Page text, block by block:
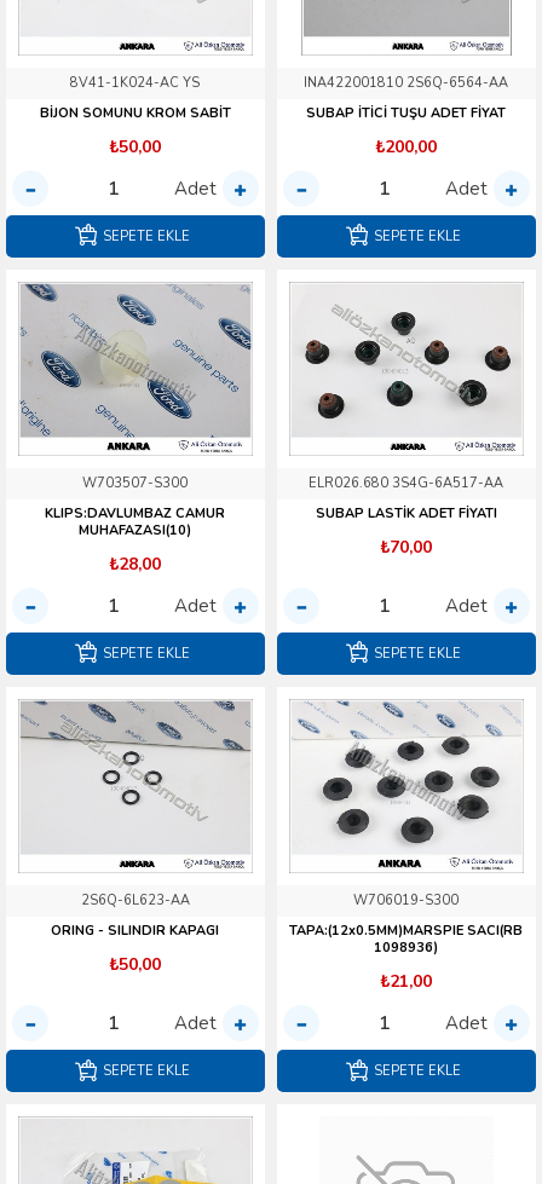
8V41-1K024-AC YS
BİJON SOMUNU KROM SABİT
₺50,00
Adet
SEPETE EKLE
INA422001810 2S6Q-6564-AA
SUBAP İTİCİ TUŞU ADET FİYAT
₺200,00
Adet
SEPETE EKLE
W703507-S300
KLIPS:DAVLUMBAZ CAMUR
MUHAFAZASI(10)
₺28,00
Adet
SEPETE EKLE
ELR026.680 3S4G-6A517-AA
SUBAP LASTİK ADET FİYATI
₺70,00
Adet
SEPETE EKLE
2S6Q-6L623-AA
ORING - SILINDIR KAPAGI
₺50,00
Adet
SEPETE EKLE
W706019-S300
TAPA:(12x0.5MM)MARSPIE SACI(RB
1098936)
₺21,00
Adet
SEPETE EKLE